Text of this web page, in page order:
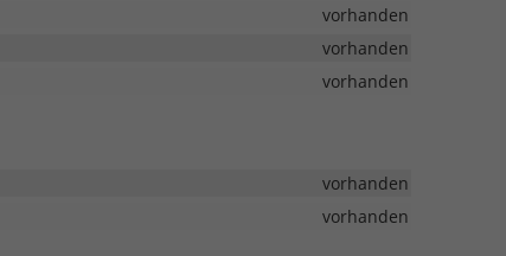
vorhanden
vorhanden
vorhanden
vorhanden
vorhanden